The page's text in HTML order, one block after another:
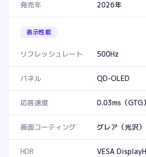
発売年 2026年
表示性能
リフレッシュレート 500Hz
パネル QD-OLED
応答速度 0.03ms（GTG）
画面コーティング グレア（光沢）
HDR
VESA